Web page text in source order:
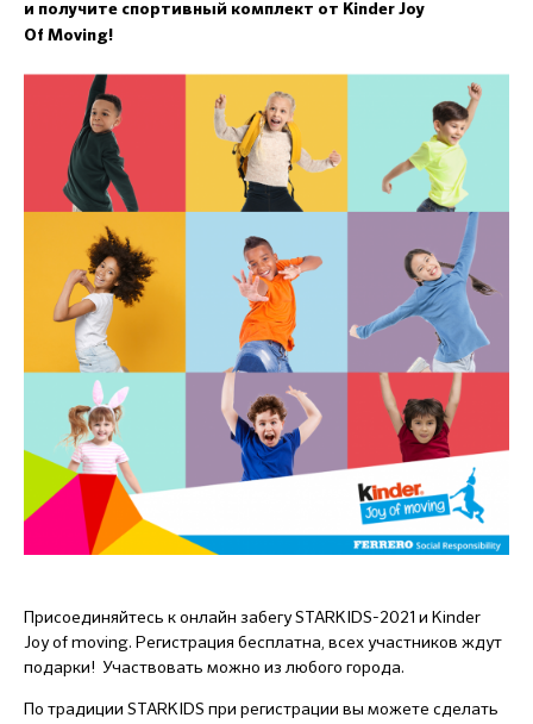
и получите спортивный комплект от Kinder Joy
Of Moving!
Присоединяйтесь к онлайн забегу STARKIDS-2021 и Kinder
Joy of moving. Регистрация бесплатна, всех участников ждут
подарки! Участвовать можно из любого города.
По традиции STARKIDS при регистрации вы можете сделать